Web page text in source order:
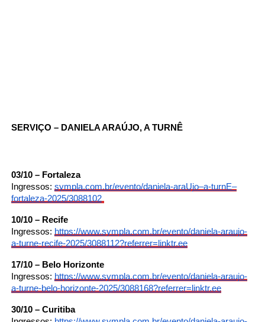
SERVIÇO – DANIELA ARAÚJO, A TURNÊ
03/10 – Fortaleza
Ingressos: sympla.com.br/evento/daniela-araUjo–a-turnE–
fortaleza-2025/3088102
10/10 – Recife
Ingressos: https://www.sympla.com.br/evento/daniela-araujo-
a-turne-recife-2025/3088112?referrer= linktr.ee
17/10 – Belo Horizonte
Ingressos: https://www.sympla.com.br/evento/daniela-araujo-
a-turne-belo-horizonte-2025/3088168?referrer=linktr.ee
30/10 – Curitiba